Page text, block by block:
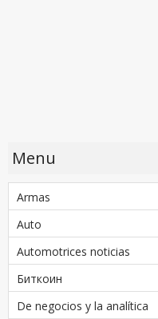
Menu
Armas
Auto
Automotrices noticias
Биткоин
De negocios y la analítica